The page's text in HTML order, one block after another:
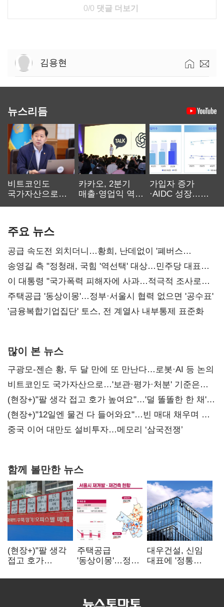
0/0 댓글 더보기
김용현
뉴스리듬
비트코인도
국가자산으로…'
카카오, 2분기
매출·영업익 역대
가입자 증가
·AIDC 성장…
주요 뉴스
공급 속도전 외치더니…황희, 난데없이 '폐버스
리모델링' 제안
송영길 측 "정청래, 국힘 '역선택' 대상…민주당 대표로
총선 지휘 못해"
이 대통령 "국가폭력 피해자에 사과…적극적 조사로
진실 밝혀야"
주택공급 '동상이몽'…정부·서울시 협력 없으면 '공수표'
'금융복합기업집단' 토스, 전 계열사 내부통제 표준화
많이 본 뉴스
구광모-젠슨 황, 두 달 만에 또 만난다…로봇·AI 등 논의
비트코인도 국가자산으로…'보관·평가·처분' 기준은
숙제
(현장+)"팔 생각 접고 호가 높여요"…'덜 똘똘한 한 채'
20억 키맞추기
(현장+)"12일엔 물건 다 들어와요"…빈 매대 채우며 문
연 홈플러스
중국 이어 대만도 설비투자…메모리 ‘삼국전쟁’
함께 볼만한 뉴스
(현장+)"팔 생각
접고 호가
똘똘한 한 채'
주택공급
'동상이몽'…정부
없으면 '공수표'
대우건설, 신임
대표에 '정통
부사장 내정